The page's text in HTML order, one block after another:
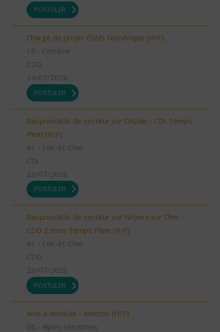
POSTULER
Chargé de projet ESMS Numérique (H/F)
19 - Corrèze
CDD
24/07/2026
POSTULER
Responsable de secteur sur Onzain - CDI Temps
Plein (H/F)
41 - Loir-et-Cher
CDI
23/07/2026
POSTULER
Responsable de secteur sur Noyers sur Cher -
CDD 2 mois Temps Plein (H/F)
41 - Loir-et-Cher
CDD
23/07/2026
POSTULER
Aide à domicile - Menton (H/F)
06 - Alpes-Maritimes